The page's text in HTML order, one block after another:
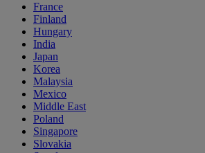
France
Finland
Hungary
India
Japan
Korea
Malaysia
Mexico
Middle East
Poland
Singapore
Slovakia